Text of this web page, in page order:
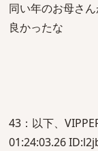
同い年のお母さ
良かったな
43：以下、
01:24:03.26